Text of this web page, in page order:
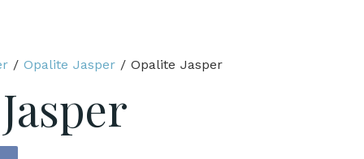
/ Opalite Jasper/ Opalite Jasper